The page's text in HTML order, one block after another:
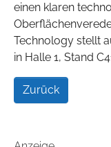
einen klaren
Technology stellt
in Halle 1, Stand
Zurück